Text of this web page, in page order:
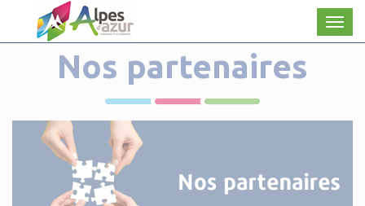
Nos partenaires
Panneau de gestion des cookies